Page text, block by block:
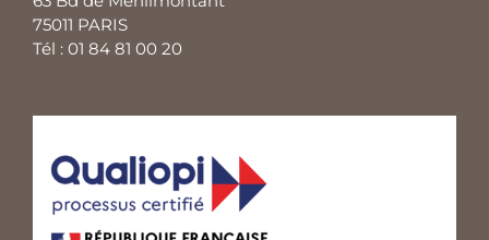
75011 PARIS
Tél : 01 84 81 00 20